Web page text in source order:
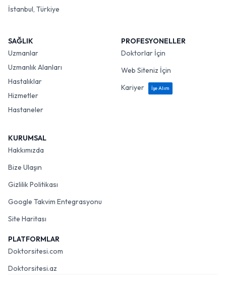
İstanbul, Türkiye
SAĞLIK
Uzmanlar
Uzmanlık Alanları
Hastalıklar
Hizmetler
Hastaneler
PROFESYONELLER
Doktorlar İçin
Web Siteniz İçin
Kariyer
İşe Alım
KURUMSAL
Hakkımızda
Bize Ulaşın
Gizlilik Politikası
Google Takvim Entegrasyonu
Site Haritası
PLATFORMLAR
Doktorsitesi.com
Doktorsitesi.az